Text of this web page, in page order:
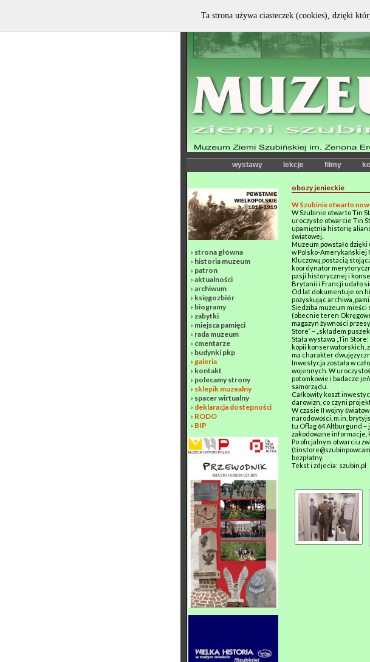
wystawy lekcje filmy
› strona główna
› historia muzeum
› patron
› aktualności
› archiwum
› księgozbiór
› biogramy
› zabytki
› miejsca pamięci
› rada muzeum
› cmentarze
› budynki pkp
› galeria
› kontakt
› polecamy strony
› sklepik muzealny
› spacer wirtualny
› deklaracja dostepności
› RODO
› BIP
obozy jenieckie
W Szubinie otwarto
W Szubinie otwarto Tin
uroczyste otwarcie Tin
upamiętnia historię
światowej.
Muzeum powstało
w Polsko-Amerykańskiej
Kluczową postacią
koordynator
pasji historycznej i
Brytanii i Francji udało
Od lat dokumentuje on
pozyskując archiwa,
Siedziba muzeum
(obecnie teren
magazyn żywności
Store” – „składem
Stała wystawa „Tin
kopii konserwatorskich, z
ma charakter
Inwestycja została w
wojennych. W
potomkowie i badacze
samorządu.
Całkowity koszt
darowizn, co czyni
W czasie II wojny
narodowości, m.in.
tu Oflag 64 Altburgund –
zakodowane informacje,
Po oficjalnym otwarciu
bezpłatny.
Tekst i zdjecia: szubin.pl
Ta strona używa ciasteczek (cookies), dzięki